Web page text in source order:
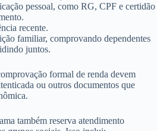
pessoal, como RG, CPF e certidão
recente.
familiar, comprovando dependentes
juntos.
formal de renda devem
ou outros documentos que
também reserva atendimento